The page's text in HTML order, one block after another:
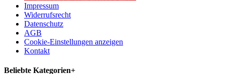
Impressum
Widerrufsrecht
Datenschutz
AGB
Cookie-Einstellungen anzeigen
Kontakt
Beliebte Kategorien+